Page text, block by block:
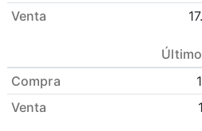
Venta
Compra
Venta